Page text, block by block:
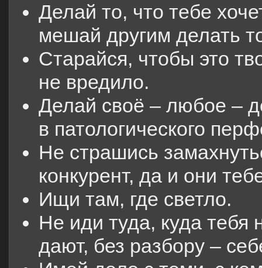
Делай то, что тебе
мешай другим делать
Старайся, чтобы это
не вредило.
Делай своё – любое –
в патологического
Не страшись
конкурент, да и они
Ищи там, где светло.
Не иди туда, куда тебя
дают, без разбору –